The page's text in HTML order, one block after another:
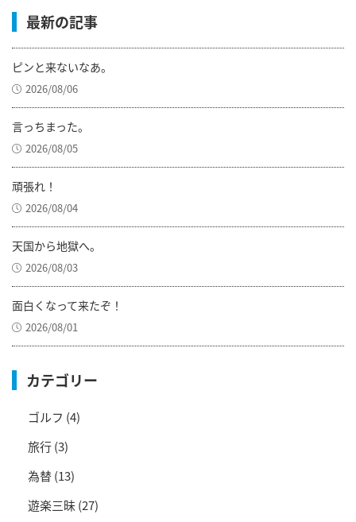
最新の記事
ピンと来ないなあ。
2026/08/06
言っちまった。
2026/08/05
頑張れ！
2026/08/04
天国から地獄へ。
2026/08/03
面白くなって来たぞ！
2026/08/01
カテゴリー
ゴルフ (4)
旅行(3)
為替(13)
遊楽三昧(27)